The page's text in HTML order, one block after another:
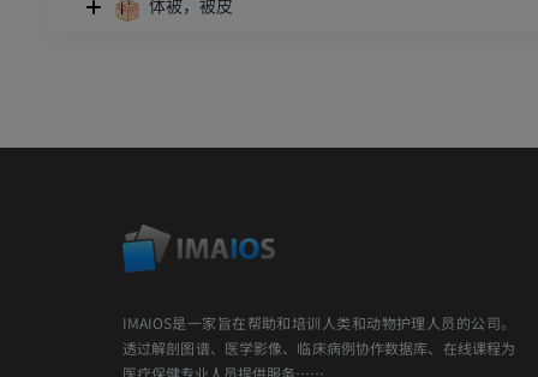
体被，被皮
IMAIOS是一家旨在帮助和培训人类和动物护理人员的公司。
透过解剖图谱、医学影像、临床病例协作数据库、在线课程为